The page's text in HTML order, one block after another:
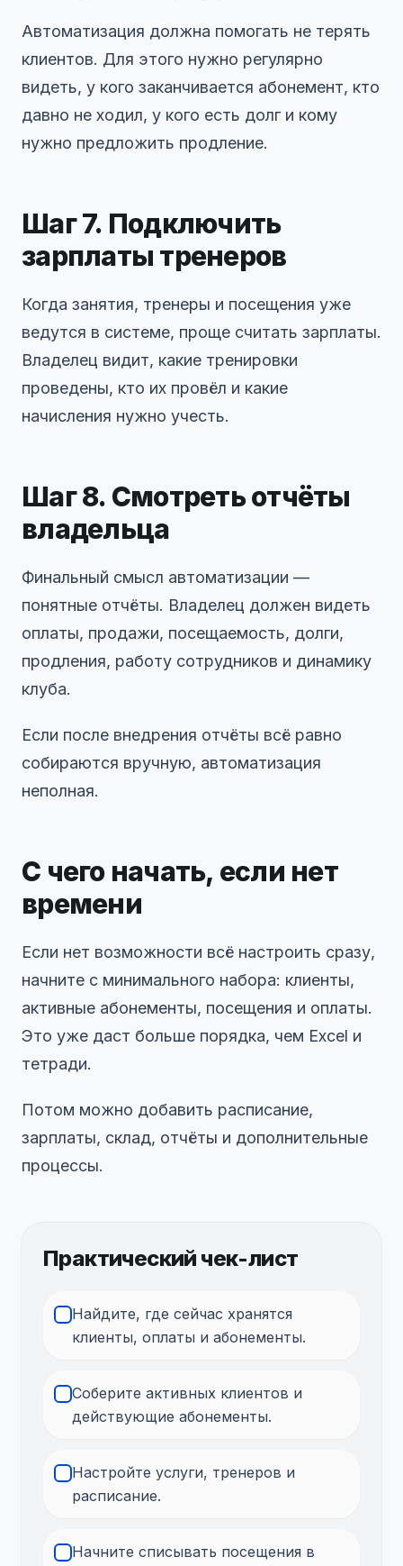
Автоматизация должна помогать не терять
клиентов. Для этого нужно регулярно
видеть, у кого заканчивается абонемент, кто
давно не ходил, у кого есть долг и кому
нужно предложить продление.
Шаг 7. Подключить
зарплаты тренеров
Когда занятия, тренеры и посещения уже
ведутся в системе, проще считать зарплаты.
Владелец видит, какие тренировки
проведены, кто их провёл и какие
начисления нужно учесть.
Шаг 8. Смотреть отчёты
владельца
Финальный смысл автоматизации —
понятные отчёты. Владелец должен видеть
оплаты, продажи, посещаемость, долги,
продления, работу сотрудников и динамику
клуба.
Если после внедрения отчёты всё равно
собираются вручную, автоматизация
неполная.
С чего начать, если нет
времени
Если нет возможности всё настроить сразу,
начните с минимального набора: клиенты,
активные абонементы, посещения и оплаты.
Это уже даст больше порядка, чем Excel и
тетради.
Потом можно добавить расписание,
зарплаты, склад, отчёты и дополнительные
процессы.
Практический чек-лист
Найдите, где сейчас хранятся
клиенты, оплаты и абонементы.
Соберите активных клиентов и
действующие абонементы.
Настройте услуги, тренеров и
расписание.
Начните списывать посещения в